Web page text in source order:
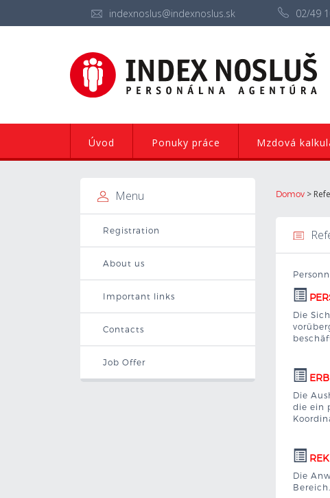
indexnoslus@indexnoslus.sk 02/49
Úvod Ponuky práce Mzdová
Menu
Registration
About us
Important links
Contacts
Job Offer
Domov >
Die
Die
die ein
Die
Bereich.